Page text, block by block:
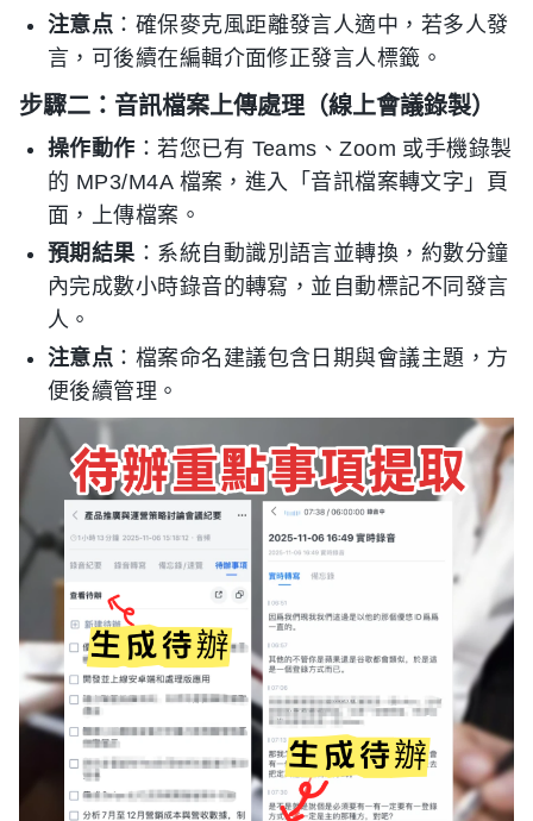
注意点 ：確保麥克風距離發言人適中，若多人發
言，可後續在編輯介面修正發言人標籤。
步驟二：音訊檔案上傳處理（線上會議錄製）
操作動作 ：若您已有 Teams、Zoom 或手機錄製
的 MP3/M4A 檔案，進入「音訊檔案轉文字」頁
面，上傳檔案。
預期結果：系統自動識別語言並轉換，約數分鐘
內完成數小時錄音的轉寫，並自動標記不同發言
人。
注意点 ：檔案命名建議包含日期與會議主題，方
便後續管理。